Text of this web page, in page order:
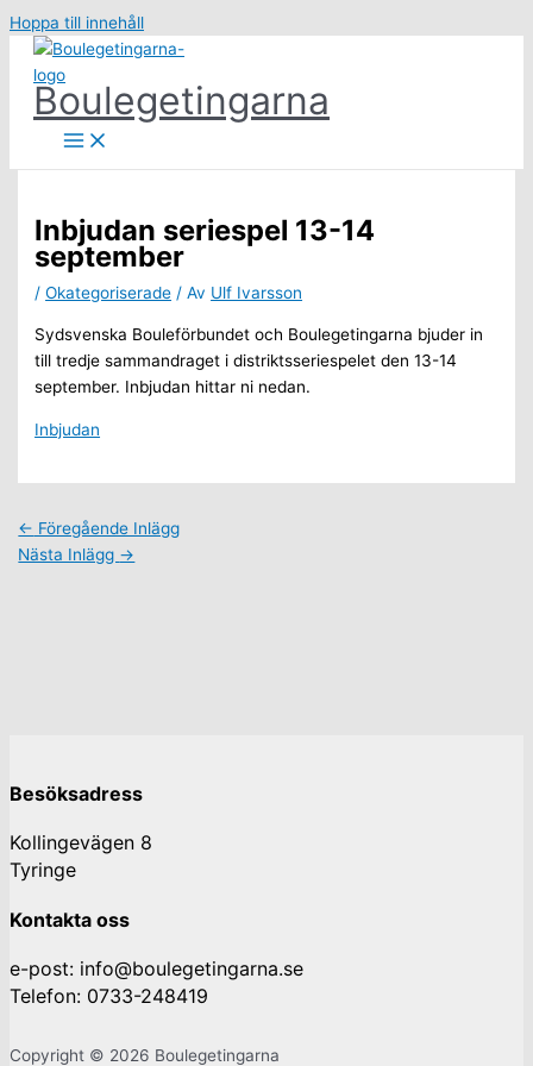
Hoppa till innehåll
Boulegetingarna
Inbjudan seriespel 13-14
september
/Okategoriserade / Av Ulf Ivarsson
Sydsvenska Bouleförbundet och Boulegetingarna bjuder in
till tredje sammandraget i distriktsseriespelet den 13-14
september. Inbjudan hittar ni nedan.
Inbjudan
← Föregående Inlägg
Nästa Inlägg →
Besöksadress
Kollingevägen 8
Tyringe
Kontakta oss
e-post: info@boulegetingarna.se
Telefon: 0733-248419
Copyright © 2026 Boulegetingarna